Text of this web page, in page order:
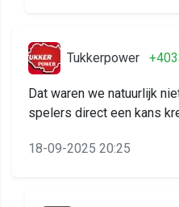
Tukkerpower
Dat waren we natuurlijk
spelers direct een kans
18-09-2025 20:25